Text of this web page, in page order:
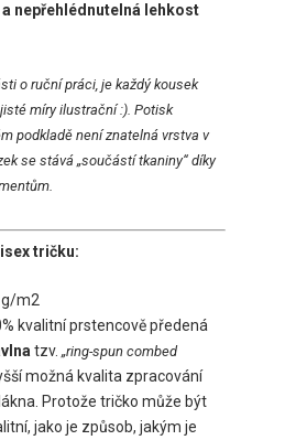
nepřehlédnutelná lehkost
o ruční práci, je každý kousek
míry ilustrační :). Potisk
podkladě není znatelná vrstva v
se stává „součástí tkaniny“ díky
tričku:
g/m2
kvalitní prstencově předená
tzv. „ring-spun combed
možná kvalita zpracování
Protože tričko může být
jako je způsob, jakým je